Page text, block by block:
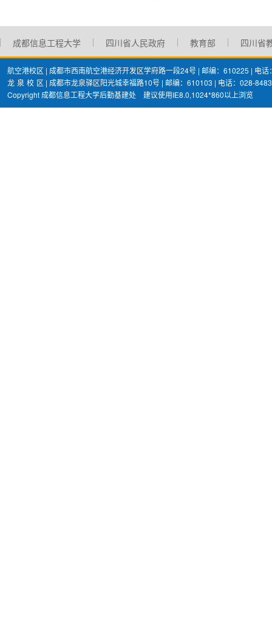
成都信息工程大学 四川省人民政府 教育部 四川省
航空港校区 | 成都市西南航空港经济开发区学府路一段24号 | 邮编：610225 | 电
龙 泉 校 区 | 成都市龙泉驿区阳光城幸福路10号 | 邮编：610103 | 电话：028-
Copyright 成都信息工程大学后勤基建处 建议使用IE8.0,1024*860以上浏览